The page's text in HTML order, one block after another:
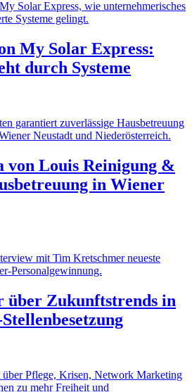
My Solar Express:
durch Systeme
von Louis Reinigung &
in Wiener
über Zukunftstrends in